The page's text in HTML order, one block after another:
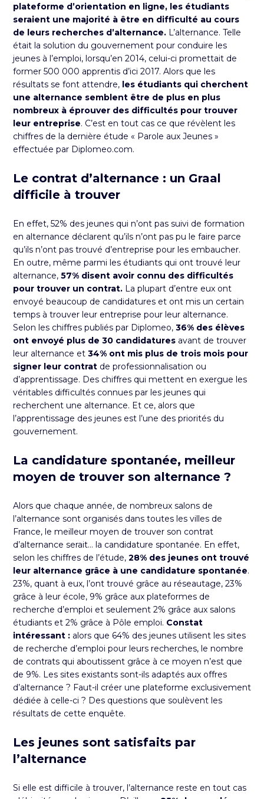
plateforme d’orientation en ligne, les étudiants
seraient une majorité à être en difficulté au cours
de leurs recherches d’alternance. L’alternance. Telle
était la solution du gouvernement pour conduire les
jeunes à l’emploi, lorsqu’en 2014, celui-ci promettait de
former 500 000 apprentis d’ici 2017. Alors que les
résultats se font attendre, les étudiants qui cherchent
une alternance semblent être de plus en plus
nombreux à éprouver des difficultés pour trouver
leur entreprise. C’est en tout cas ce que révèlent les
chiffres de la dernière étude « Parole aux Jeunes »
effectuée par Diplomeo.com.
Le contrat d’alternance : un Graal
difficile à trouver
En effet, 52% des jeunes qui n’ont pas suivi de formation
en alternance déclarent qu’ils n’ont pas pu le faire parce
qu’ils n’ont pas trouvé d’entreprise pour les embaucher.
En outre, même parmi les étudiants qui ont trouvé leur
alternance, 57% disent avoir connu des difficultés
pour trouver un contrat. La plupart d’entre eux ont
envoyé beaucoup de candidatures et ont mis un certain
temps à trouver leur entreprise pour leur alternance.
Selon les chiffres publiés par Diplomeo, 36% des élèves
ont envoyé plus de 30 candidatures avant de trouver
leur alternance et 34% ont mis plus de trois mois pour
signer leur contrat de professionnalisation ou
d’apprentissage. Des chiffres qui mettent en exergue les
véritables difficultés connues par les jeunes qui
recherchent une alternance. Et ce, alors que
l’apprentissage des jeunes est l’une des priorités du
gouvernement.
La candidature spontanée, meilleur
moyen de trouver son alternance ?
Alors que chaque année, de nombreux salons de
l’alternance sont organisés dans toutes les villes de
France, le meilleur moyen de trouver son contrat
d’alternance serait… la candidature spontanée. En effet,
selon les chiffres de l’étude, 28% des jeunes ont trouvé
leur alternance grâce à une candidature spontanée.
23%, quant à eux, l’ont trouvé grâce au réseautage, 23%
grâce à leur école, 9% grâce aux plateformes de
recherche d’emploi et seulement 2% grâce aux salons
étudiants et 2% grâce à Pôle emploi. Constat
intéressant : alors que 64% des jeunes utilisent les sites
de recherche d’emploi pour leurs recherches, le nombre
de contrats qui aboutissent grâce à ce moyen n’est que
de 9%. Les sites existants sont-ils adaptés aux offres
d’alternance ? Faut-il créer une plateforme exclusivement
dédiée à celle-ci ? Des questions que soulèvent les
résultats de cette enquête.
Les jeunes sont satisfaits par
l’alternance
Si elle est difficile à trouver, l’alternance reste en tout cas